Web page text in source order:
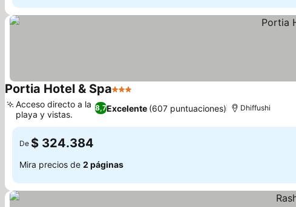
Portia Hotel & Spa3 Estrellas
8,7Excelente (607 puntuaciones)
Acceso directo a la
playa y vistas.
Dhiffushi
De $ 324.384
Mira precios de 2 páginas